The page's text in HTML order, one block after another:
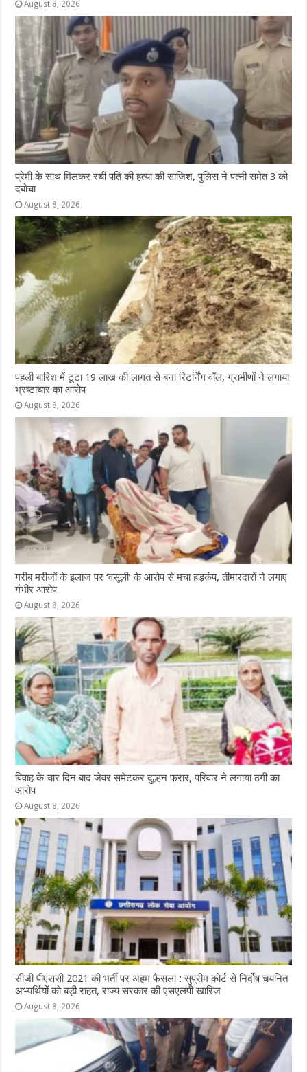
August 8, 2026
प्रेमी के साथ मिलकर रची पति की हत्या की साजिश, पुलिस ने पत्नी समेत 3 को
दबोचा
August 8, 2026
पहली बारिश में टूटा 19 लाख की लागत से बना रिटर्निंग वॉल, ग्रामीणों ने लगाया
भ्रष्टाचार का आरोप
August 8, 2026
गरीब मरीजों के इलाज पर ‘वसूली’ के आरोप से मचा हड़कंप, तीमारदारों ने लगाए
गंभीर आरोप
August 8, 2026
विवाह के चार दिन बाद जेवर समेटकर दुल्हन फरार, परिवार ने लगाया ठगी का
आरोप
August 8, 2026
सीजी पीएससी 2021 की भर्ती पर अहम फैसला : सुप्रीम कोर्ट से निर्दोष चयनित
अभ्यर्थियों को बड़ी राहत, राज्य सरकार की एसएलपी खारिज
August 8, 2026